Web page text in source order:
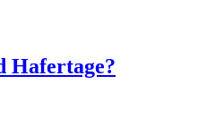
Hafertage?